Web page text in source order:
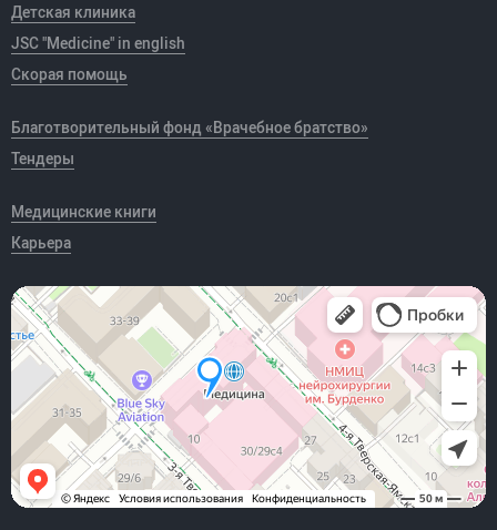
Детская клиника
JSC "Medicine" in english
Скорая помощь
Благотворительный фонд «Врачебное братство»
Тендеры
Медицинские книги
Карьера